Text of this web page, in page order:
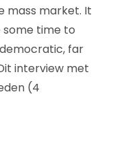
mass market. It
some time to
far
interview met
(4